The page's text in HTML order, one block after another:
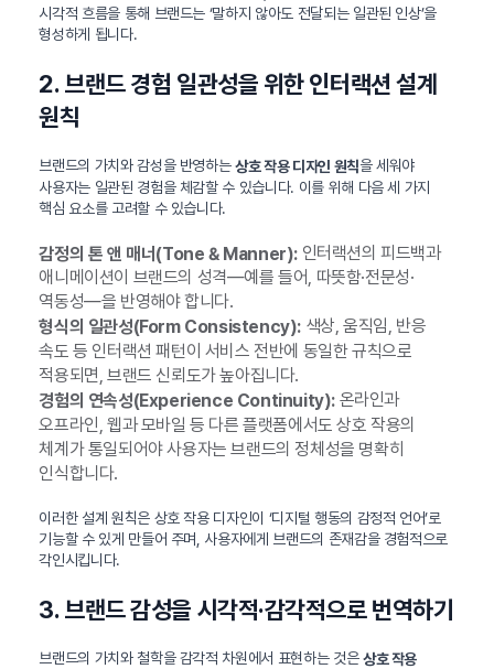
시각적 흐름을 통해 브랜드는 ‘말하지 않아도 전달되는 일관된 인상’을
형성하게 됩니다.
2. 브랜드 경험 일관성을 위한 인터랙션 설계
원칙
브랜드의 가치와 감성을 반영하는상호 작용 디자인 원칙을 세워야
사용자는 일관된 경험을 체감할 수 있습니다. 이를 위해 다음 세 가지
핵심 요소를 고려할 수 있습니다.
감정의 톤 앤 매너(Tone & Manner):인터랙션의 피드백과
애니메이션이 브랜드의 성격—예를 들어, 따뜻함·전문성·
역동성—을 반영해야 합니다.
형식의 일관성(Form Consistency):색상, 움직임, 반응
속도 등 인터랙션 패턴이 서비스 전반에 동일한 규칙으로
적용되면, 브랜드 신뢰도가 높아집니다.
경험의 연속성(Experience Continuity):온라인과
오프라인, 웹과 모바일 등 다른 플랫폼에서도 상호 작용의
체계가 통일되어야 사용자는 브랜드의 정체성을 명확히
인식합니다.
이러한 설계 원칙은 상호 작용 디자인이 ‘디지털 행동의 감정적 언어’로
기능할 수 있게 만들어 주며, 사용자에게 브랜드의 존재감을 경험적으로
각인시킵니다.
3. 브랜드 감성을 시각적·감각적으로 번역하기
브랜드의 가치와 철학을 감각적 차원에서 표현하는 것은상호 작용